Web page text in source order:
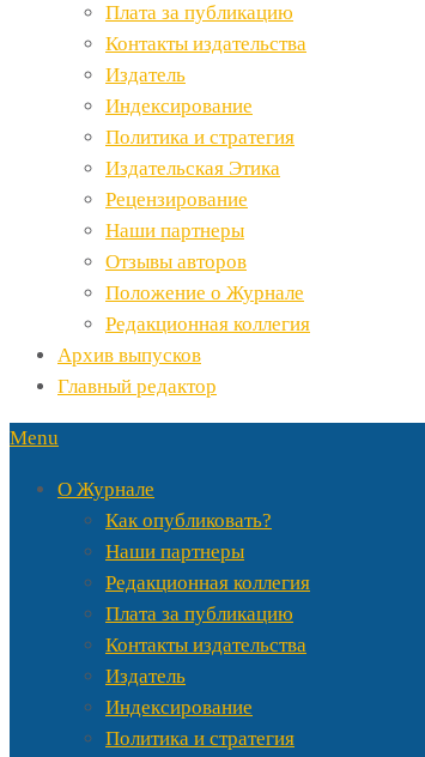
Плата за публикацию
Контакты издательства
Издатель
Индексирование
Политика и стратегия
Издательская Этика
Рецензирование
Наши партнеры
Отзывы авторов
Положение о Журнале
Редакционная коллегия
Архив выпусков
Главный редактор
Menu
О Журнале
Как опубликовать?
Наши партнеры
Редакционная коллегия
Плата за публикацию
Контакты издательства
Издатель
Индексирование
Политика и стратегия